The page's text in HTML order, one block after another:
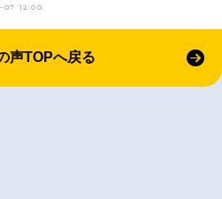
07 12:00
声TOPへ戻る